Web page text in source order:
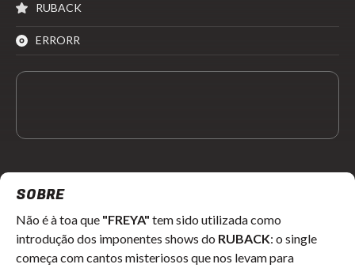
RUBACK
ERRORR
SOBRE
Não é à toa que "FREYA" tem sido utilizada como
introdução dos imponentes shows do RUBACK: o single
começa com cantos misteriosos que nos levam para